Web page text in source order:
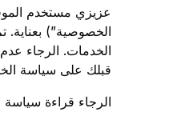
عزيزي مستخدم
الخصوصية”) بعناية.
الخدمات. الرجاء
قبلك على سياسة
الرجاء قراءة